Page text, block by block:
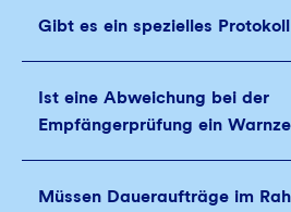
Gibt es ein spezielles
Ist eine Abweichung bei der
Empfängerprüfung ein
Müssen Daueraufträge im